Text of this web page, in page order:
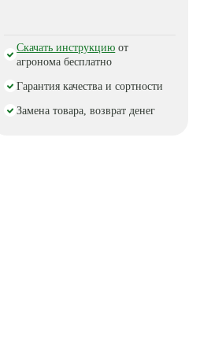
Скачать инструкцию от
агронома бесплатно
Гарантия качества и сортности
Замена товара, возврат денег